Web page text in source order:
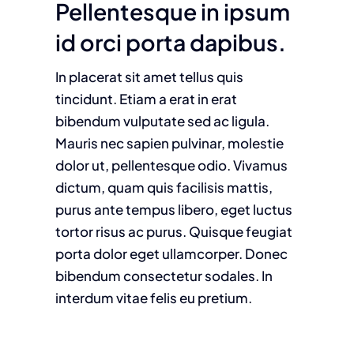
Pellentesque in ipsum
id orci porta dapibus.
In placerat sit amet tellus quis
tincidunt. Etiam a erat in erat
bibendum vulputate sed ac ligula.
Mauris nec sapien pulvinar, molestie
dolor ut, pellentesque odio. Vivamus
dictum, quam quis facilisis mattis,
purus ante tempus libero, eget luctus
tortor risus ac purus. Quisque feugiat
porta dolor eget ullamcorper. Donec
bibendum consectetur sodales. In
interdum vitae felis eu pretium.